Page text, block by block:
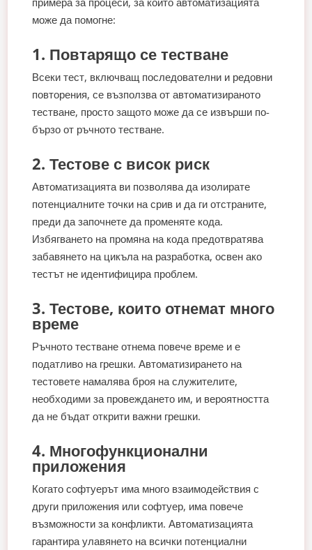
може да помогне:
1. Повтарящо се тестване
Всеки тест, включващ последователни и редовни
повторения, се възползва от автоматизираното
тестване, просто защото може да се извърши по-
бързо от ръчното тестване.
2. Тестове с висок риск
Автоматизацията ви позволява да изолирате
потенциалните точки на срив и да ги отстраните,
преди да започнете да променяте кода.
Избягването на промяна на кода предотвратява
забавянето на цикъла на разработка, освен ако
тестът не идентифицира проблем.
3. Тестове, които отнемат много
време
Ръчното тестване отнема повече време и е
податливо на грешки. Автоматизирането на
тестовете намалява броя на служителите,
необходими за провеждането им, и вероятността
да не бъдат открити важни грешки.
4. Многофункционални
приложения
Когато софтуерът има много взаимодействия с
други приложения или софтуер, има повече
възможности за конфликти. Автоматизацията
гарантира улавянето на всички потенциални